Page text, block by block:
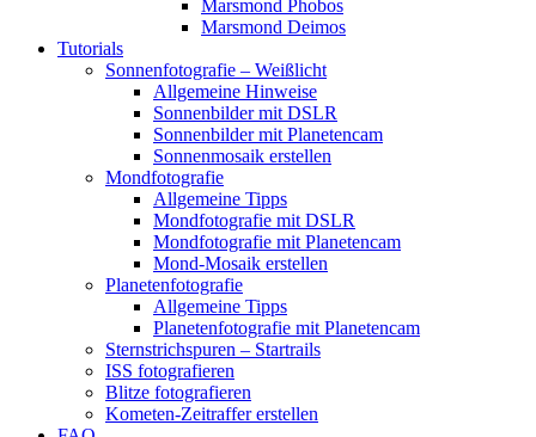
Marsmond Phobos
Marsmond Deimos
Tutorials
Sonnenfotografie – Weißlicht
Allgemeine Hinweise
Sonnenbilder mit DSLR
Sonnenbilder mit Planetencam
Sonnenmosaik erstellen
Mondfotografie
Allgemeine Tipps
Mondfotografie mit DSLR
Mondfotografie mit Planetencam
Mond-Mosaik erstellen
Planetenfotografie
Allgemeine Tipps
Planetenfotografie mit Planetencam
Sternstrichspuren – Startrails
ISS fotografieren
Blitze fotografieren
Kometen-Zeitraffer erstellen